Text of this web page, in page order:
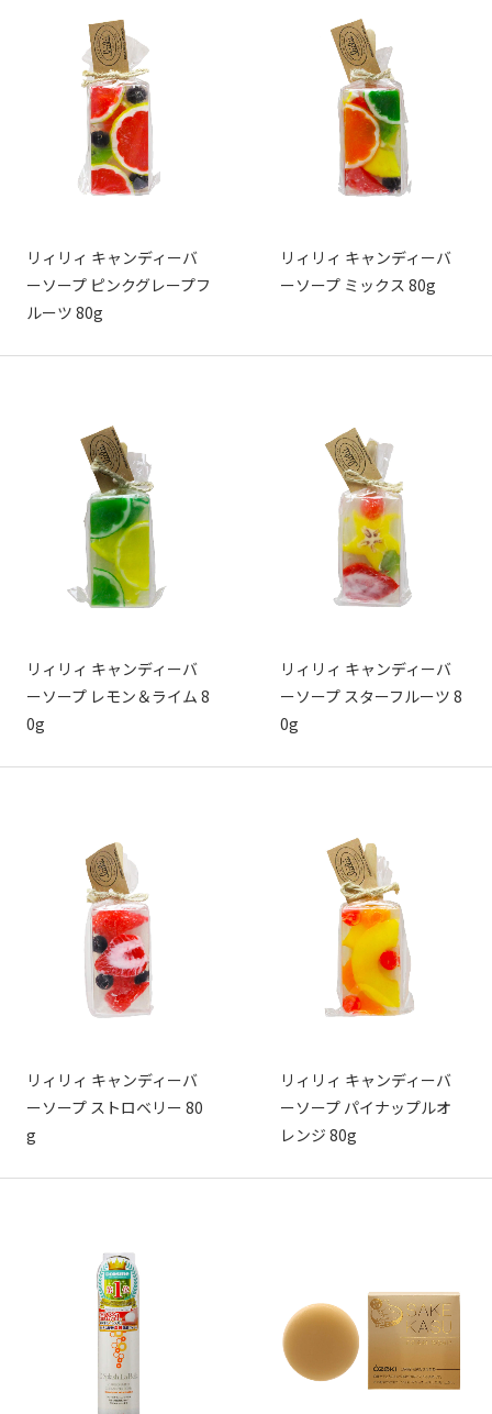
リィリィ キャンディーバ
ーソープ ピンクグレープフ
ルーツ 80g
リィリィ キャンディーバ
ーソープ ミックス 80g
リィリィ キャンディーバ
ーソープ レモン＆ライム 8
0g
リィリィ キャンディーバ
ーソープ スターフルーツ 8
0g
リィリィ キャンディーバ
ーソープ ストロベリー 80
g
リィリィ キャンディーバ
ーソープ パイナップルオ
レンジ 80g